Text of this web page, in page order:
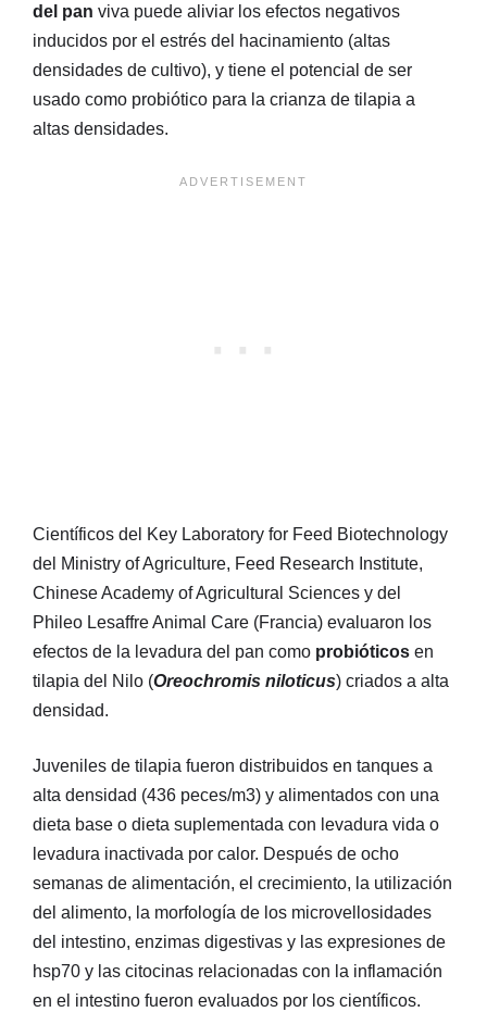
del pan viva puede aliviar los efectos negativos
inducidos por el estrés del hacinamiento (altas
densidades de cultivo), y tiene el potencial de ser
usado como probiótico para la crianza de tilapia a
altas densidades.
Científicos del Key Laboratory for Feed Biotechnology
del Ministry of Agriculture, Feed Research Institute,
Chinese Academy of Agricultural Sciences y del
Phileo Lesaffre Animal Care (Francia) evaluaron los
efectos de la levadura del pan como probióticos en
tilapia del Nilo (Oreochromis niloticus) criados a alta
densidad.
Juveniles de tilapia fueron distribuidos en tanques a
alta densidad (436 peces/m3) y alimentados con una
dieta base o dieta suplementada con levadura vida o
levadura inactivada por calor. Después de ocho
semanas de alimentación, el crecimiento, la utilización
del alimento, la morfología de los microvellosidades
del intestino, enzimas digestivas y las expresiones de
hsp70 y las citocinas relacionadas con la inflamación
en el intestino fueron evaluados por los científicos.